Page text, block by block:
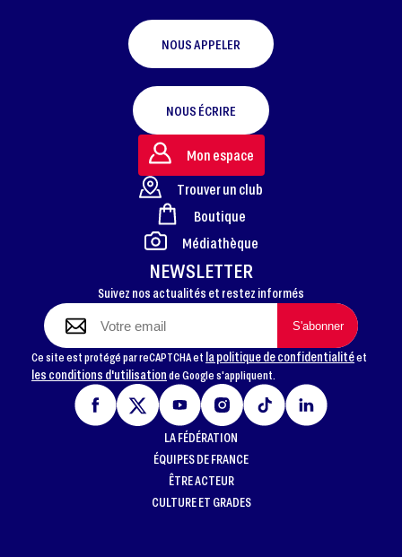
FOOTER
NOUS APPELER
NOUS ÉCRIRE
NEWSLETTER
Suivez nos actualités et restez informés
Ce site est protégé par reCAPTCHA et la politique de confidentialitéet
les conditions d'utilisationde Google s'appliquent.
Mon espace
Trouver un club
Boutique
Médiathèque
LA FÉDÉRATION
ÉQUIPES DE FRANCE
ÊTRE ACTEUR
CULTURE ET GRADES